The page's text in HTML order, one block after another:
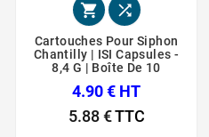
 
Cartouches Pour Siphon
Chantilly | ISI Capsules -
8,4 G | Boîte De 10
4.90 € HT
5.88 €TTC